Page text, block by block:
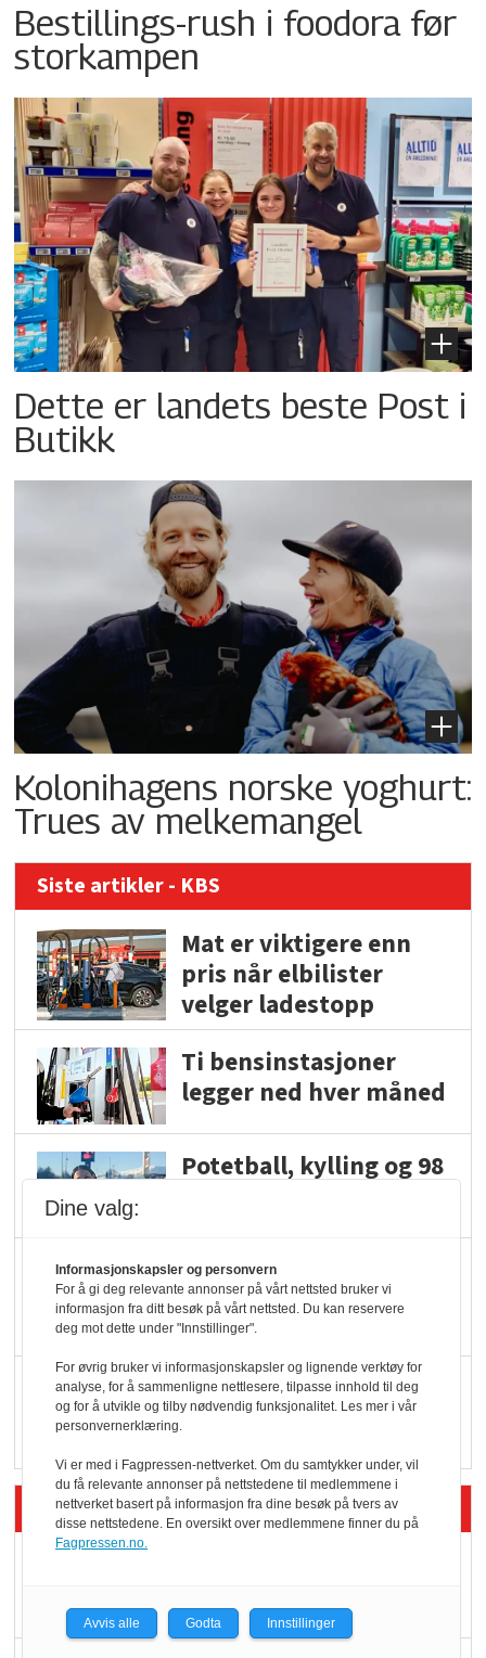
Bestillings-rush i foodora før
storkampen
Dette er landets beste Post i
Butikk
Kolonihagens norske yoghurt:
Trues av melkemangel
Siste artikler - KBS
Mat er viktigere enn
pris når elbilister
velger ladestopp
Ti bensinstasjoner
legger ned hver måned
Potetball, kylling og 98
KBS-bransjen i
endring: Stadig større
serveringstilbud
Vokser med ferdigmat
i dagligvare
Siste artikler - Butikk i praksis
Dine valg:
Informasjonskapsler og personvern
For å gi deg relevante annonser på vårt nettsted bruker vi
informasjon fra ditt besøk på vårt nettsted. Du kan reservere
deg mot dette under "Innstillinger".
For øvrig bruker vi informasjonskapsler og lignende verktøy for
analyse, for å sammenligne nettlesere, tilpasse innhold til deg
og for å utvikle og tilby nødvendig funksjonalitet. Les mer i vår
personvernerklæring.
Vi er med i Fagpressen-nettverket. Om du samtykker under, vil
du få relevante annonser på nettstedene til medlemmene i
nettverket basert på informasjon fra dine besøk på tvers av
disse nettstedene. En oversikt over medlemmene finner du på
Fagpressen.no.
Avvis alle Godta Innstillinger